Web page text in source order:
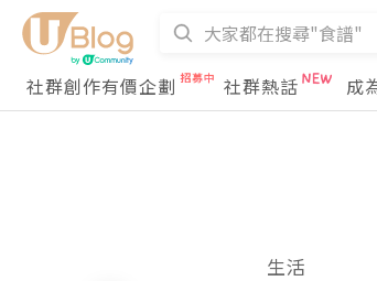
社群創作有價企劃 社群熱話 成
生活